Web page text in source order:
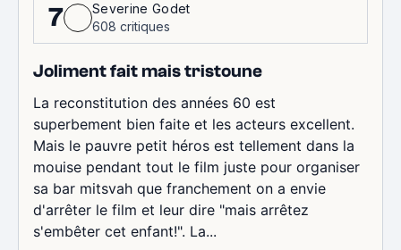
7
Severine Godet
608 critiques
Joliment fait mais tristoune
La reconstitution des années 60 est
superbement bien faite et les acteurs excellent.
Mais le pauvre petit héros est tellement dans la
mouise pendant tout le film juste pour organiser
sa bar mitsvah que franchement on a envie
d'arrêter le film et leur dire "mais arrêtez
s'embêter cet enfant!". La...